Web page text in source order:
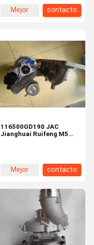
Mejor
contacto
116500GD190 JAC
Jianghuai Ruifeng M5
Mejor
contacto